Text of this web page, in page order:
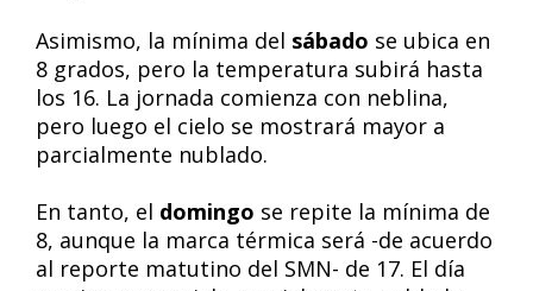
Asimismo, la mínima del sábado se ubica en
8 grados, pero la temperatura subirá hasta
los 16. La jornada comienza con neblina,
pero luego el cielo se mostrará mayor a
parcialmente nublado.
En tanto, el domingo se repite la mínima de
8, aunque la marca térmica será -de acuerdo
al reporte matutino del SMN- de 17. El día